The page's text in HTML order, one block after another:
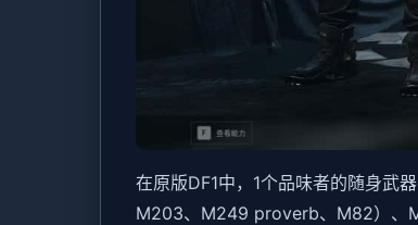
在原版DF1中，1个品味者的随身武
M203、M249 proverb、M82）、